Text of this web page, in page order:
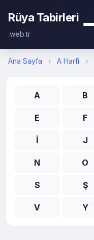
Rüya Tabirleri
.web.tr
Ana Sayfa › A Harfi ›
A B
E F
İ J
N O
S Ş
V Y